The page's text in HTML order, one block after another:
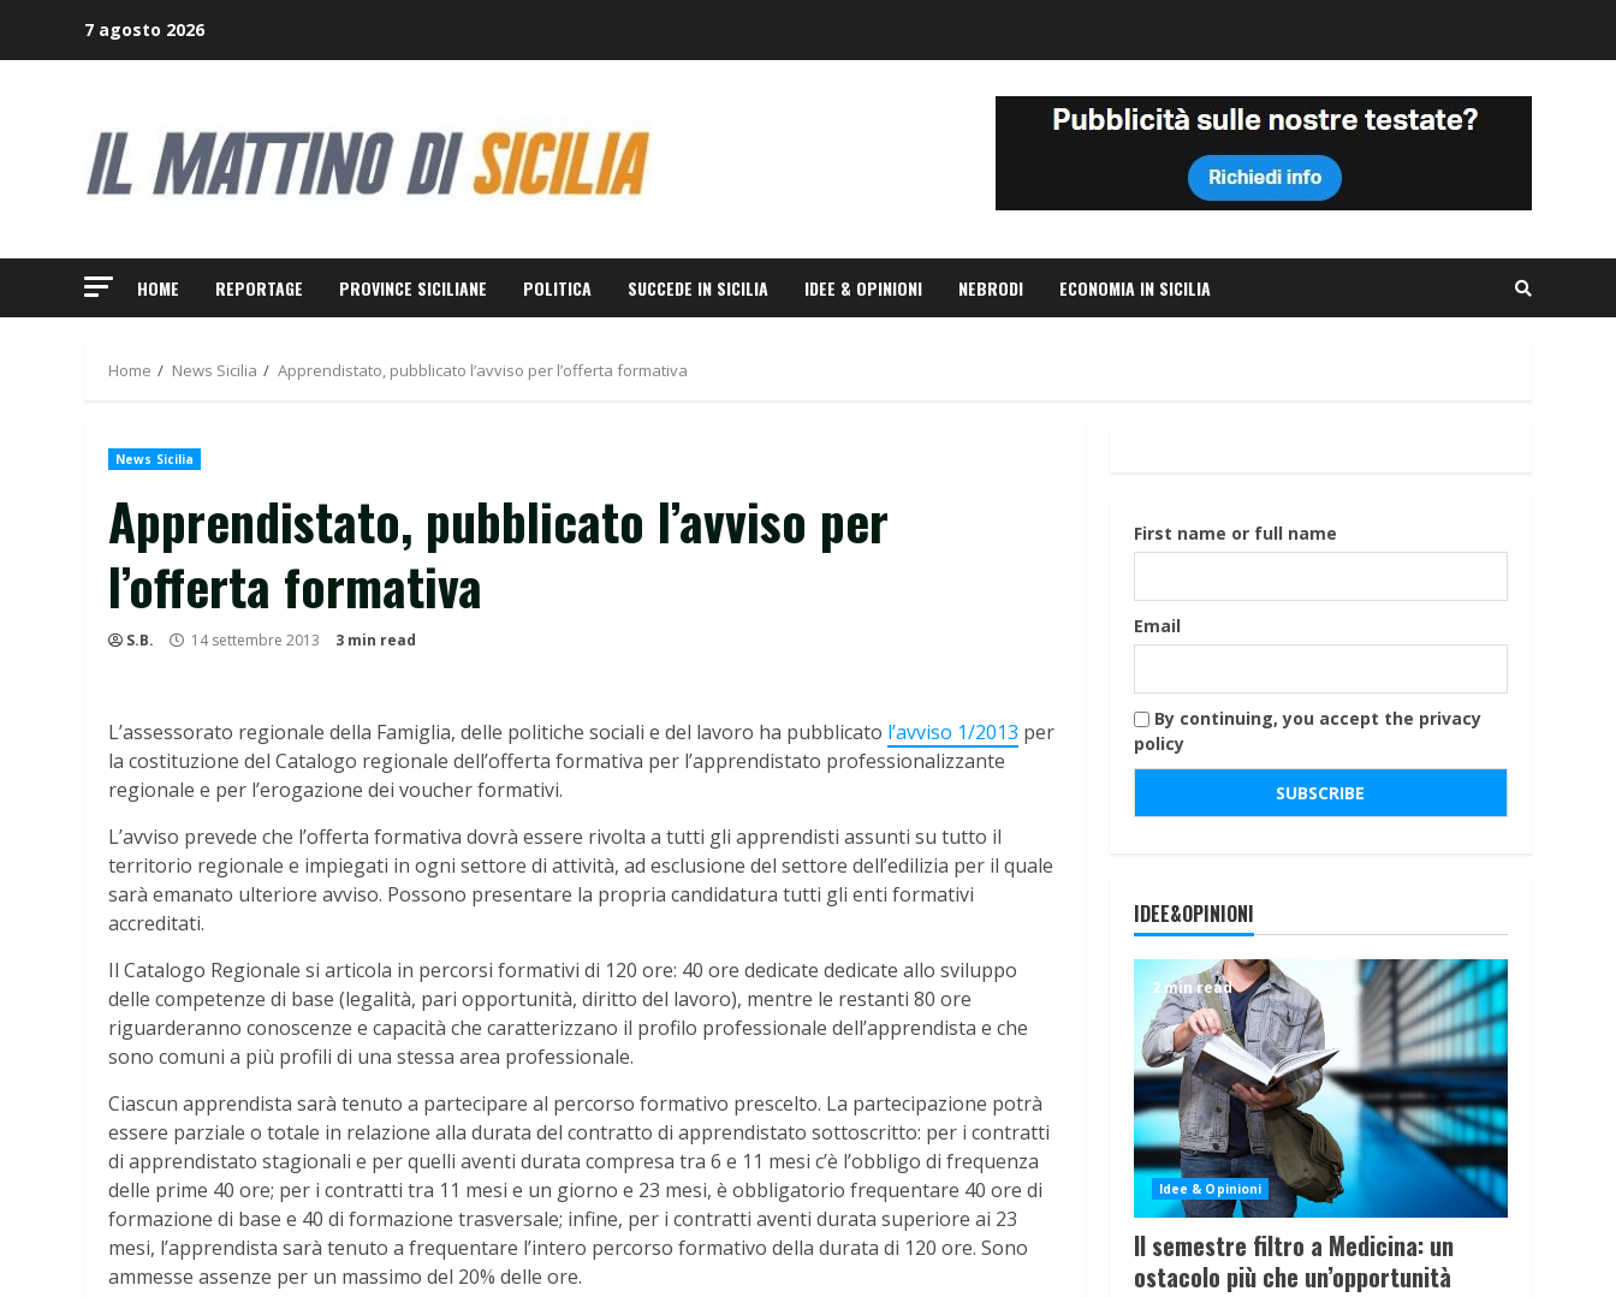
7 agosto 2026
HOME REPORTAGE PROVINCE SICILIANE POLITICA SUCCEDE IN SICILIA IDEE & OPINIONI NEBRODI ECONOMIA IN SICILIA
Home News Sicilia Apprendistato, pubblicato l’avviso per l’offerta formativa
News Sicilia
Apprendistato, pubblicato l’avviso per
l’offerta formativa
S.B. 14 settembre 2013 3 min read
L’assessorato regionale della Famiglia, delle politiche sociali e del lavoro ha pubblicato l’avviso 1/2013 per
la costituzione del Catalogo regionale dell’offerta formativa per l’apprendistato professionalizzante
regionale e per l’erogazione dei voucher formativi.
L’avviso prevede che l’offerta formativa dovrà essere rivolta a tutti gli apprendisti assunti su tutto il
territorio regionale e impiegati in ogni settore di attività, ad esclusione del settore dell’edilizia per il quale
sarà emanato ulteriore avviso. Possono presentare la propria candidatura tutti gli enti formativi
accreditati.
Il Catalogo Regionale si articola in percorsi formativi di 120 ore: 40 ore dedicate dedicate allo sviluppo
delle competenze di base (legalità, pari opportunità, diritto del lavoro), mentre le restanti 80 ore
riguarderanno conoscenze e capacità che caratterizzano il profilo professionale dell’apprendista e che
sono comuni a più profili di una stessa area professionale.
Ciascun apprendista sarà tenuto a partecipare al percorso formativo prescelto. La partecipazione potrà
essere parziale o totale in relazione alla durata del contratto di apprendistato sottoscritto: per i contratti
di apprendistato stagionali e per quelli aventi durata compresa tra 6 e 11 mesi c’è l’obbligo di frequenza
delle prime 40 ore; per i contratti tra 11 mesi e un giorno e 23 mesi, è obbligatorio frequentare 40 ore di
formazione di base e 40 di formazione trasversale; infine, per i contratti aventi durata superiore ai 23
mesi, l’apprendista sarà tenuto a frequentare l’intero percorso formativo della durata di 120 ore. Sono
ammesse assenze per un massimo del 20% delle ore.
First name or full name
Email
By continuing, you accept the privacy
policy
IDEE&OPINIONI
2 min read
Idee & Opinioni
Il semestre filtro a Medicina: un
ostacolo più che un’opportunità